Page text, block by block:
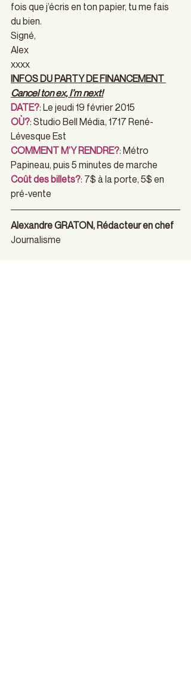
fois que j’écris en ton papier, tu me fais
du bien.
Signé,
Alex
xxxx
INFOS DU PARTY DE FINANCEMENT
Cancel ton ex, I’m next!
DATE?: Le jeudi 19 février 2015
OÙ?: Studio Bell Média, 1717 René-
Lévesque Est
COMMENT M’Y RENDRE?: Métro
Papineau, puis 5 minutes de marche
Coût des billets?: 7$ à la porte, 5$ en
pré-vente
Alexandre GRATON, Rédacteur en chef
Journalisme